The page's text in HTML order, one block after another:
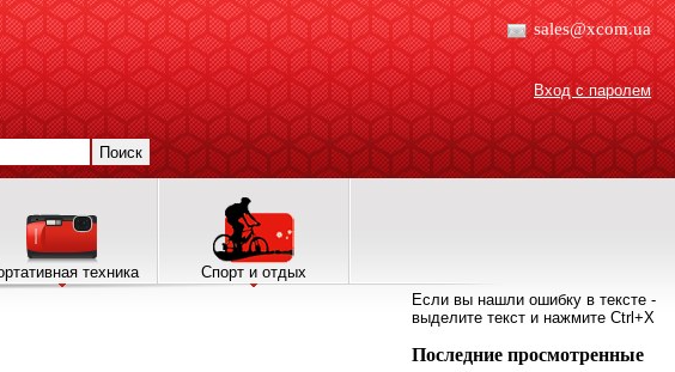
sales@xcom.ua
Вход с паролем
Поиск
техника Спорт и отдых
Если вы нашли ошибку в тексте -
выделите текст и нажмите Ctrl+X
Последние просмотренные